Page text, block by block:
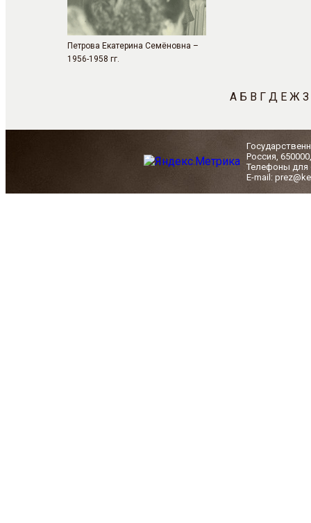
Петрова Екатерина Семёновна –
1956-1958 гг.
А Б В Г Д Е Ж З
Россия,
Телефоны для
E-mail: